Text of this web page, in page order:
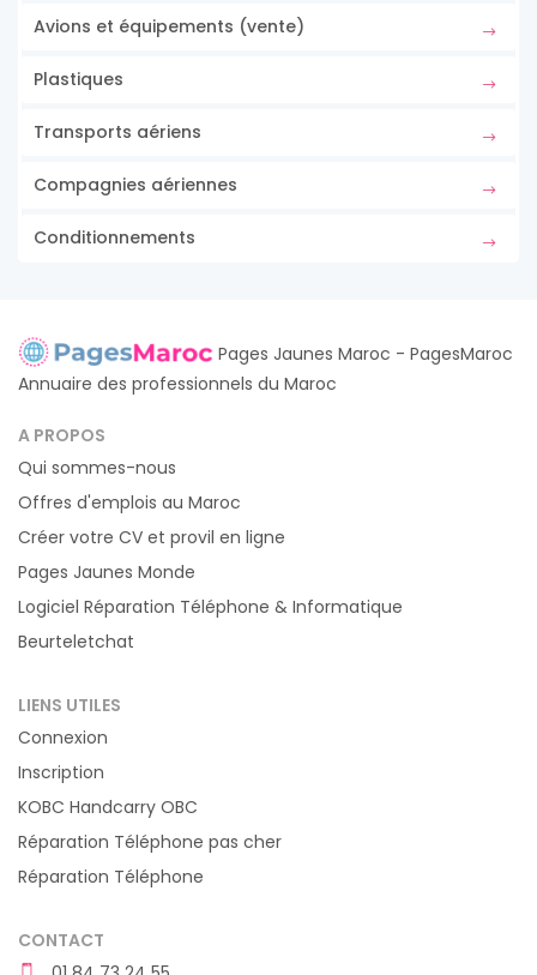
Avions et équipements (vente)
Plastiques
Transports aériens
Compagnies aériennes
Conditionnements
Pages Jaunes Maroc - PagesMaroc
Annuaire des professionnels du Maroc
A PROPOS
Qui sommes-nous
Offres d'emplois au Maroc
Créer votre CV et provil en ligne
Pages Jaunes Monde
Logiciel Réparation Téléphone & Informatique
Beurteletchat
LIENS UTILES
Connexion
Inscription
KOBC Handcarry OBC
Réparation Téléphone pas cher
Réparation Téléphone
CONTACT